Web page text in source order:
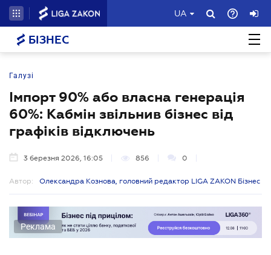
UA
БІЗНЕС
Галузі
Імпорт 90% або власна генерація
60%: Кабмін звільнив бізнес від
графіків відключень
3 березня 2026, 16:05 856 0
Автор: Олександра Кознова, головний редактор LIGA ZAKON Бізнес
Реклама